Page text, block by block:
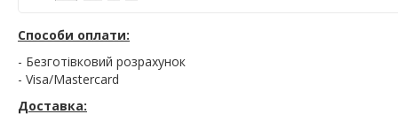
Способи оплати:
- Безготівковий розрахунок
- Visa/Mastercard
Доставка: